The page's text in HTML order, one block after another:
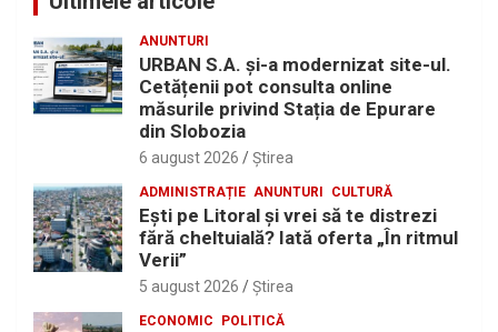
ANUNTURI
URBAN S.A. și-a modernizat site-ul.
Cetățenii pot consulta online
măsurile privind Stația de Epurare
din Slobozia
6 august 2026 Ştirea
ADMINISTRAȚIE ANUNTURI CULTURĂ
Eşti pe Litoral şi vrei să te distrezi
fără cheltuială? Iată oferta „În ritmul
Verii”
5 august 2026 Ştirea
ECONOMIC POLITICĂ